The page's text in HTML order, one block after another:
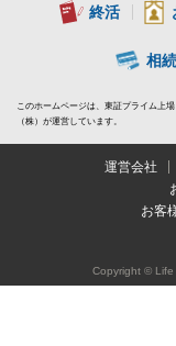
終活
相続
このホームページは、東証プライム上
（株）が運営しています。
運営会社
お客
Copyright © Life